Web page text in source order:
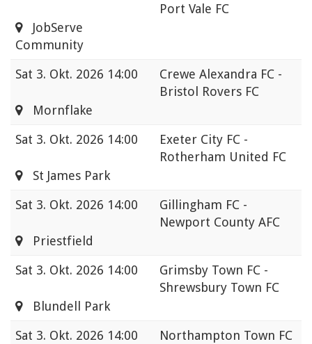
Port Vale FC
JobServe
Community
Sat 3. Okt. 2026 14:00
Crewe Alexandra FC -
Bristol Rovers FC
Mornflake
Sat 3. Okt. 2026 14:00
Exeter City FC -
Rotherham United FC
St James Park
Sat 3. Okt. 2026 14:00
Gillingham FC -
Newport County AFC
Priestfield
Sat 3. Okt. 2026 14:00
Grimsby Town FC -
Shrewsbury Town FC
Blundell Park
Sat 3. Okt. 2026 14:00
Northampton Town FC